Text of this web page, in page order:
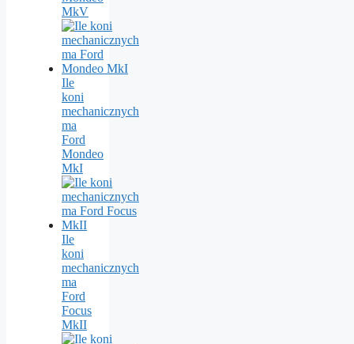
MkV
Ile
koni
mechanicznych
ma
Ford
Mondeo
MkI
Ile
koni
mechanicznych
ma
Ford
Focus
MkII